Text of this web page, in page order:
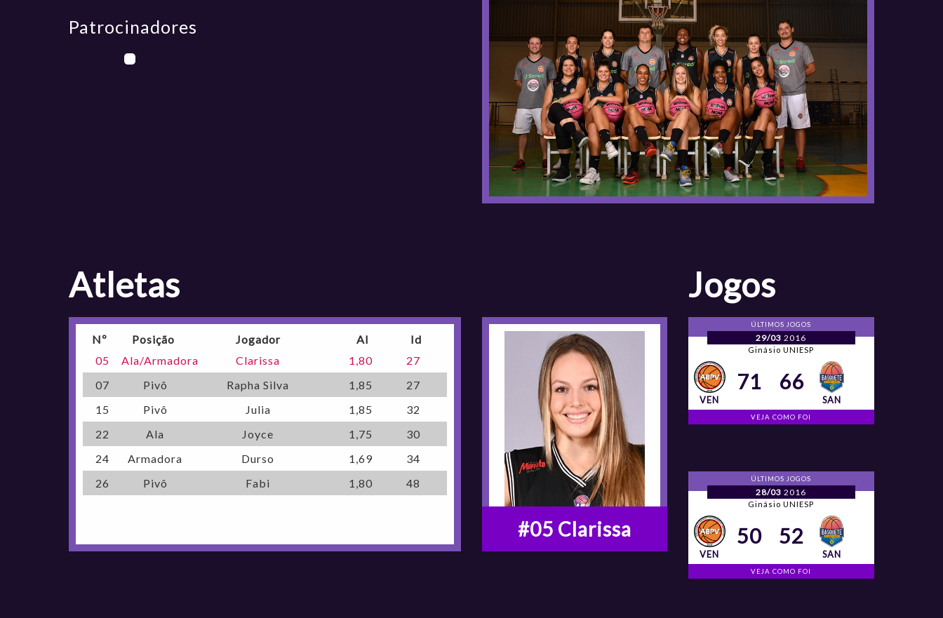
Patrocinadores
atletas
Nº Posição Jogador Al
Id
05
Ala/Armadora Clarissa 1,80
27
07
Pivô Rapha Silva 1,85
27
15
Pivô Julia 1,85
32
22
Ala Joyce 1,75
30
24
Armadora Durso 1,69
34
26
Pivô Fabi 1,80 48
#05 Clarissa
Jogos
ÚLTIMOS JOGOS
29/03 2016
Ginásio UNIESP
VEN
71 66
SAN
VEJA COMO FOI
ÚLTIMOS JOGOS
28/03 2016
Ginásio UNIESP
VEN
50 52
SAN
VEJA COMO FOI